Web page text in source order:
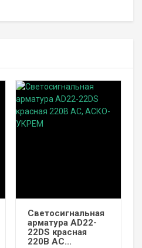
Светосигнальная
арматура AD22-
22DS красная
220В АC...